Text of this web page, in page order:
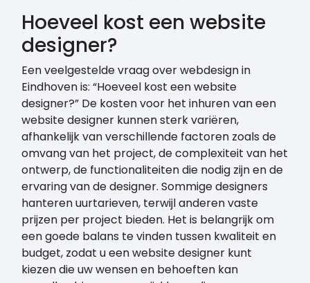
Hoeveel kost een website
designer?
Een veelgestelde vraag over webdesign in
Eindhoven is: “Hoeveel kost een website
designer?” De kosten voor het inhuren van een
website designer kunnen sterk variëren,
afhankelijk van verschillende factoren zoals de
omvang van het project, de complexiteit van het
ontwerp, de functionaliteiten die nodig zijn en de
ervaring van de designer. Sommige designers
hanteren uurtarieven, terwijl anderen vaste
prijzen per project bieden. Het is belangrijk om
een goede balans te vinden tussen kwaliteit en
budget, zodat u een website designer kunt
kiezen die uw wensen en behoeften kan